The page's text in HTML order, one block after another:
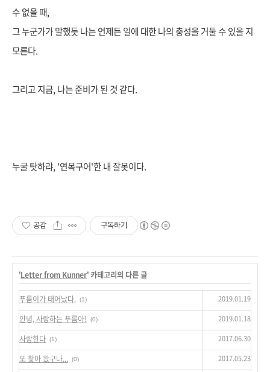
수 없을 때,
그 누군가가 말했듯 나는 언제든 일에 대한 나의 충성을 거둘 수 있을 지
모른다.
그리고 지금, 나는 준비가 된 것 같다.
누굴 탓하랴, '연목구어'한 내 잘못이다.
공감 구독하기
'Letter from Kunner' 카테고리의 다른 글
푸름이가 태어났다. (1) 2019.01.19
안녕, 사랑하는 푸름아! (0) 2019.01.18
사랑한다 (1) 2017.06.30
또 찾아 왔구나... (0) 2017.05.23